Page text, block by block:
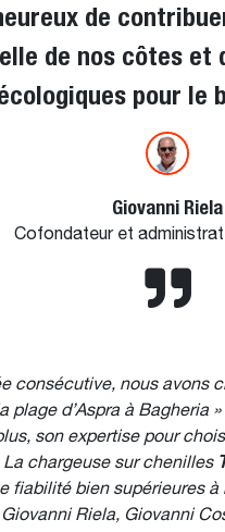
de
de nos côtes et
pour le
Giovanni Riela
Cofondateur et
consécutive, nous avons
plage d’Aspra à Bagheria »
son expertise pour
chargeuse sur chenilles
fiabilité bien supérieures
Riela, Giovanni